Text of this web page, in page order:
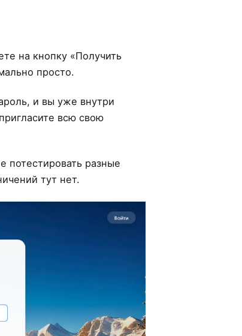
на кнопку «Получить
просто.
и вы уже внутри
всю свою
потестировать разные
тут нет.